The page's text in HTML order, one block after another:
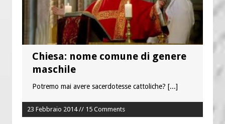
Chiesa: nome comune di genere
maschile
Potremo mai avere sacerdotesse cattoliche? [...]
23 Febbraio 2014 // 15 Comments